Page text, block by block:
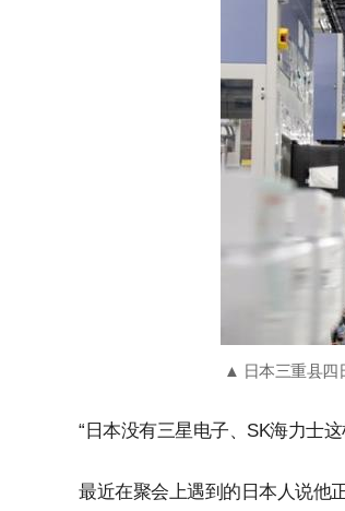
▲ 日本三重县四
“日本没有三星电子、SK海力士
最近在聚会上遇到的日本人说他